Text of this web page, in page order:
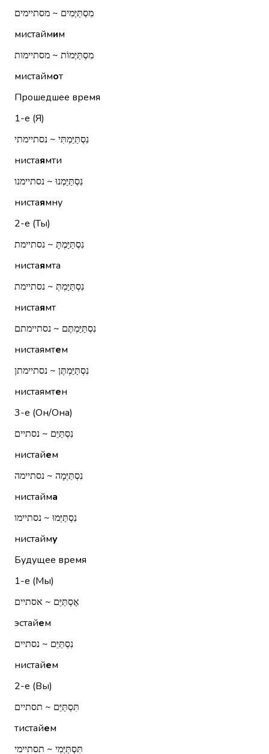
מִסְתַּיְּמִים ~ מסתיימים
мистаймим
מִסְתַּיְּמוֹת ~ מסתיימות
мистаймот
Прошедшее время
1-е (Я)
נִסְתַּיַּמְתִּי ~ נסתיימתי
нистаямти
נִסְתַּיַּמְנוּ ~ נסתיימנו
нистаямну
2-е (Ты)
נִסְתַּיַּמְתָּ ~ נסתיימת
нистаямта
נִסְתַּיַּמְתְּ ~ נסתיימת
нистаямт
נִסְתַּיַּמְתֶּם ~ נסתיימתם
нистаямтем
נִסְתַּיַּמְתֶּן ~ נסתיימתן
нистаямтен
3-е (Он/Она)
נִסְתַּיֵּם ~ נסתיים
нистайем
נִסְתַּיְּמָה ~ נסתיימה
нистайма
נִסְתַּיְּמוּ ~ נסתיימו
нистайму
Будущее время
1-е (Мы)
אֶסְתַּיֵּם ~ אסתיים
эстайем
נִסְתַּיֵּם ~ נסתיים
нистайем
2-е (Вы)
תִּסְתַּיֵּם ~ תסתיים
тистайем
תִּסְתַּיְּמִי ~ תסתיימי